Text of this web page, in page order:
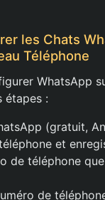
les Chats
Téléphone
WhatsApp
étapes :
(gratuit,
et
de téléphone que
de